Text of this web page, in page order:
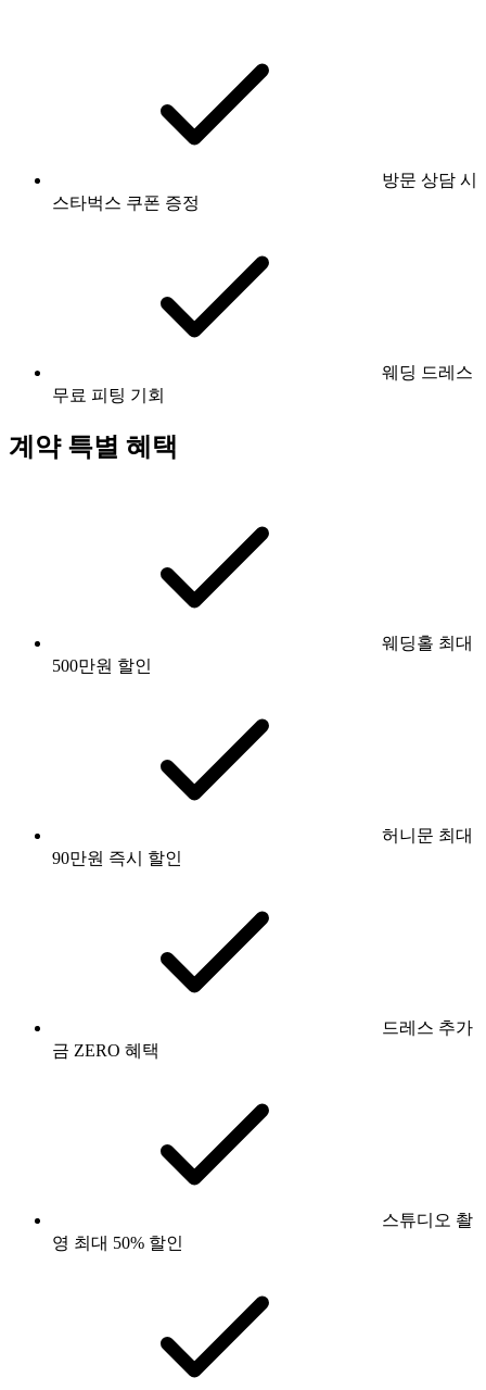
방문 상담 시
스타벅스 쿠폰 증정
웨딩 드레스
무료 피팅 기회
계약 특별 혜택
웨딩홀 최대
500만원 할인
허니문 최대
90만원 즉시 할인
드레스 추가
금 ZERO 혜택
스튜디오 촬
영 최대 50% 할인